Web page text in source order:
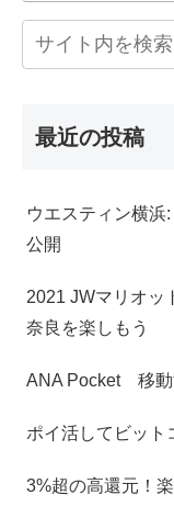
最近の投稿
ウエスティン横浜
公開
2021 JWマリオ
奈良を楽しもう
ANA Pocket 移動
ポイ活してビット
3%超の高還元！